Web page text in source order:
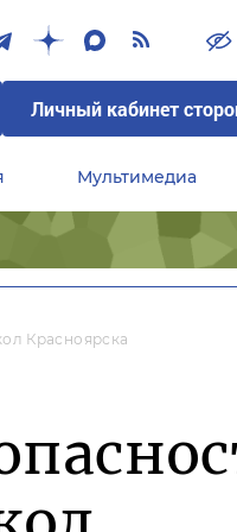
Личный кабинет
Мультимедиа
Красноярска